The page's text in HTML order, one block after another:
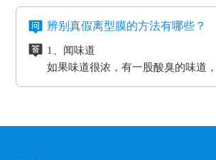
格上也会有很大的差异。
六、注意离型膜的使用范围
企业选购离型膜的主要目的就是
生产需要，所以一定要根据离型
进行选择，要确保能够符合企业
用。
在模板和热压板之间，起到均匀传
度和工作压力的作用。而且使用缓
的效果。另外硅胶缓冲垫还可以保
板误差保证热压机的正常工作。
在耐高温胶带的基材分很多种（
硅胶的胶水跟硅油离型膜同属矽
间长了会产生各方面的反应就是
等；模切加工成其它任何形状，
氟素离型膜的特点：
耐湿性，防潮、防油，起到产品
二、良好的耐高温性能、平滑度
三、氟塑离型膜可以防止预浸料
辨别真假离型膜的方法有哪些？
1、闻味道
如果味道很浓，有一股酸臭的味道
保持力非常差。